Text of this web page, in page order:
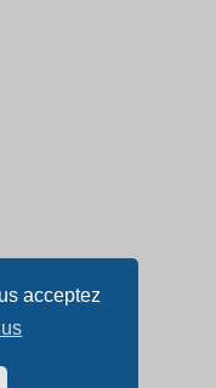
acceptez